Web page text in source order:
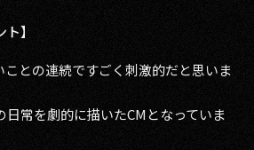
】
との連続ですごく刺激的だと思いま
日常を劇的に描いたCMとなっていま